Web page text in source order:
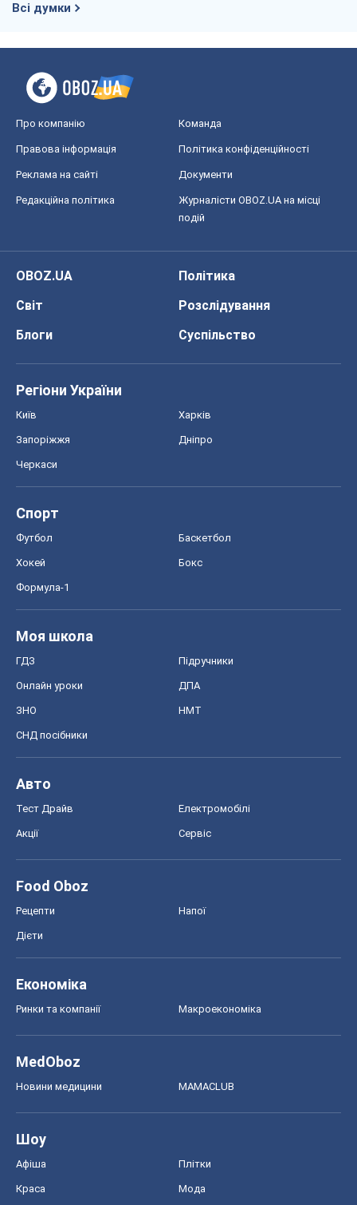
Всі думки
Про компанію Команда
Правова інформація Політика конфіденційності
Реклама на сайті Документи
Редакційна політика
Журналісти OBOZ.UA на місці
подій
OBOZ.UA
Політика
Світ
Розслідування
Блоги
Суспільство
Регіони України
Київ Харків
Запоріжжя Дніпро
Черкаси
Спорт
Футбол Баскетбол
Хокей Бокс
Формула-1
Моя школа
ГДЗ Підручники
Онлайн уроки ДПА
ЗНО НМТ
СНД посібники
Авто
Тест Драйв Електромобілі
Акції Сервіс
Food Oboz
Рецепти Напої
Дієти
Економіка
Ринки та компанії Макроекономіка
MedOboz
Новини медицини MAMACLUB
Шоу
Афіша Плітки
Краса Мода